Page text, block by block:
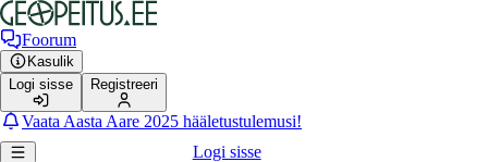
Foorum
Kasulik
Logi sisse
Registreeri
Vaata Aasta Aare 2025 hääletustulemusi!
Logi sisse